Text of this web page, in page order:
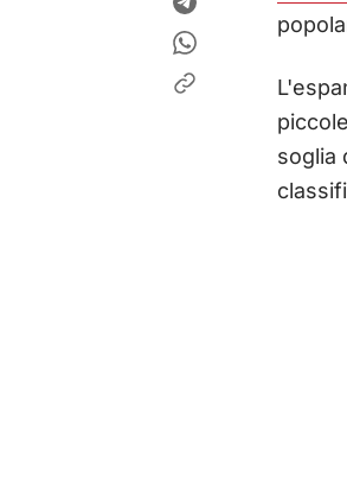
soglia